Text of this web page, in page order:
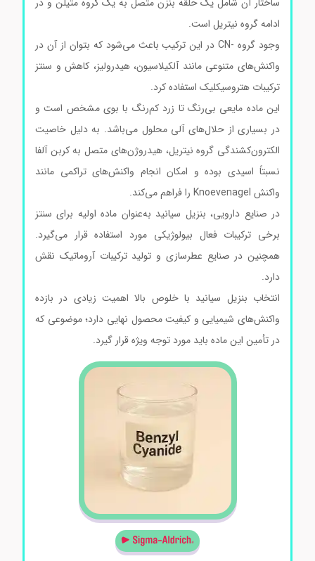
ساختار آن شامل یک حلقه بنزن متصل به یک گروه متیلن و در
ادامه گروه نیتریل است.
وجود گروه -CN در این ترکیب باعث می‌شود که بتوان از آن در
واکنش‌های متنوعی مانند آلکیلاسیون، هیدرولیز، کاهش و سنتز
ترکیبات هتروسیکلیک استفاده کرد.
این ماده مایعی بی‌رنگ تا زرد کم‌رنگ با بوی مشخص است و
در بسیاری از حلال‌های آلی محلول می‌باشد. به دلیل خاصیت
الکترون‌کشندگی گروه نیتریل، هیدروژن‌های متصل به کربن آلفا
نسبتاً اسیدی بوده و امکان انجام واکنش‌های تراکمی مانند
واکنش Knoevenagel را فراهم می‌کند.
در صنایع دارویی، بنزیل سیانید به‌عنوان ماده اولیه برای سنتز
برخی ترکیبات فعال بیولوژیکی مورد استفاده قرار می‌گیرد.
همچنین در صنایع عطرسازی و تولید ترکیبات آروماتیک نقش
دارد.
انتخاب بنزیل سیانید با خلوص بالا اهمیت زیادی در بازده
واکنش‌های شیمیایی و کیفیت محصول نهایی دارد؛ موضوعی که
در تأمین این ماده باید مورد توجه ویژه قرار گیرد.